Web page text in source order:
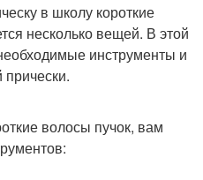
в школу короткие
несколько вещей. В этой
инструменты и
прически.
волосы пучок, вам